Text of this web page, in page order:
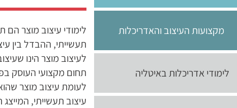
לימודי עיצוב מוצר הם
תעשייתי, ההבדל בין
לעיצוב מוצר הינו
תחום מקצועי העוסק
לעומת עיצוב מוצר
עיצוב תעשייתי,
מקצועות העיצוב והאדריכלות
לימודי אדריכלות באיטליה